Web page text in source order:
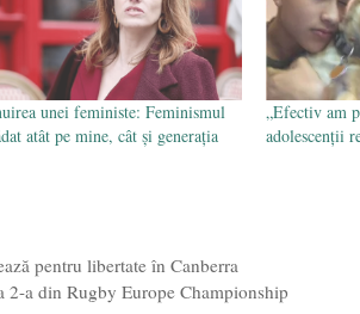
unei feministe: Feminismul
atât pe mine, cât și generația
„Efectiv am
adolescenții
pentru libertate în Canberra
a din Rugby Europe Championship